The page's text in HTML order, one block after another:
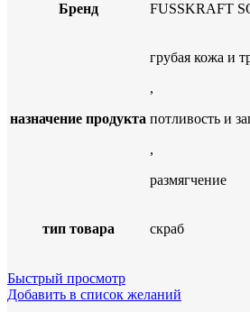
Бренд FUSSKRAFT
назначение продукта
грубая кожа и
,
потливость и
,
размягчение
тип товара скраб
Быстрый просмотр
Добавить в список желаний